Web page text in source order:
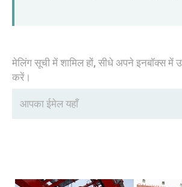
मेलिंग सूची में शामिल हों, सीधे अपने इनबॉक्स में
करें।